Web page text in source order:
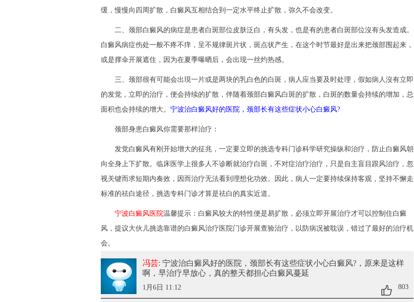
缓，慢慢向四周扩散，白癜风互相结合到一定水平终止扩散，弥久不会改变。
二、颈部白癜风的病症是患者白斑部位皮肤泛白，有头发，也是有的患者白斑部位沒有头发造成。
白癜风病症伤处一般不疼不痒，呈不规律斑片状，斑点状产生，在这个时节最好是出来把颈部围起来，
或是撑伞开展遮住，因为在夏季曝晒后，会出现一丝灼热感。
三、颈部很有可能会出現一片或是两块的乳白色的白斑，病人应当要及时处理，假如病人沒有立即
的发觉，立即的治疗，便会持续的扩散，伴随着颈部白癜风白斑的扩散，白斑的数量会持续的增加，总
面积也会持续的增大。 宁波治白癜风好的医院，颈部长有这些症状小心白癜风?
颈部身患白癜风你需要那样治疗：
发觉白癜风有刚开始增大的征兆，一定要立即的挑选专科门诊科学研究操纵和治疗，防止白癜风朝
向全身上下扩散。临床医学上很多人不诊断就治疗白斑，不对症治疗治疗，只是自主盲目跟风治疗，忽
视关键而求短期内奏效，因而治疗无法看到理想化功效。因此，病人一定要持续保持客观，坚持不懈走
标准的祛白途径，挑选专科门诊才算是祛白的真实近道。
宁波白癜风医院温馨提示：白癜风较大的特性便是易扩散，必须立即开展治疗才可以控制住白癜
风，提议大伙儿挑选靠谱的白癜风治疗医院门诊开展查验治疗，以防病况被耽误，错过了最好的治疗机
会。
冯芸: 宁波治白癜风好的医院，颈部长有这些症状小心白癜风?，原来是这样
啊，早治疗早放心，真的整天都担心白癜风蔓延
1月6日 11:12 803